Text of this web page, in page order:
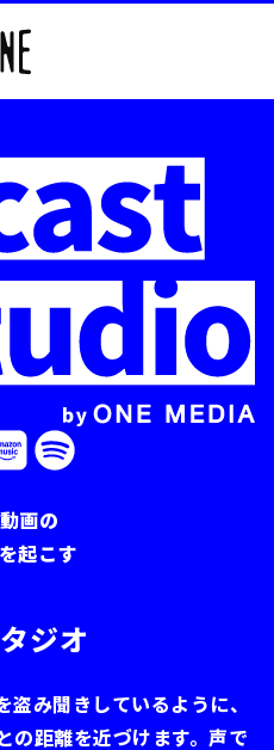
画の
起こす
ジオ
み聞きしているように、
の距離を近づけます。声で